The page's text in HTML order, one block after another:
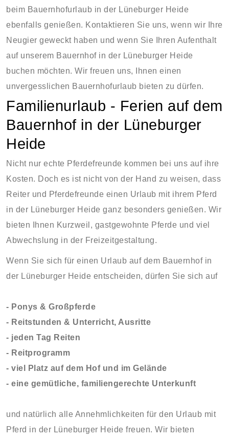
beim Bauernhofurlaub in der Lüneburger Heide
ebenfalls genießen. Kontaktieren Sie uns, wenn wir Ihre
Neugier geweckt haben und wenn Sie Ihren Aufenthalt
auf unserem Bauernhof in der Lüneburger Heide
buchen möchten. Wir freuen uns, Ihnen einen
unvergesslichen Bauernhofurlaub bieten zu dürfen.
Familienurlaub - Ferien auf dem
Bauernhof in der Lüneburger
Heide
Nicht nur echte Pferdefreunde kommen bei uns auf ihre
Kosten. Doch es ist nicht von der Hand zu weisen, dass
Reiter und Pferdefreunde einen Urlaub mit ihrem Pferd
in der Lüneburger Heide ganz besonders genießen. Wir
bieten Ihnen Kurzweil, gastgewohnte Pferde und viel
Abwechslung in der Freizeitgestaltung.
Wenn Sie sich für einen Urlaub auf dem Bauernhof in
der Lüneburger Heide entscheiden, dürfen Sie sich auf
- Ponys & Großpferde
- Reitstunden & Unterricht, Ausritte
- jeden Tag Reiten
- Reitprogramm
- viel Platz auf dem Hof und im Gelände
- eine gemütliche, familiengerechte Unterkunft
und natürlich alle Annehmlichkeiten für den Urlaub mit
Pferd in der Lüneburger Heide freuen. Wir bieten